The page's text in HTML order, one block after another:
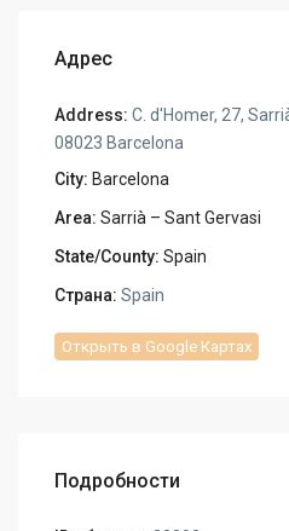
Адрес
Address: C. d'Homer, 27,
08023 Barcelona
City: Barcelona
Area: Sarrià – Sant Gervasi
State/County: Spain
Страна: Spain
Открыть в Google Картах
Подробности